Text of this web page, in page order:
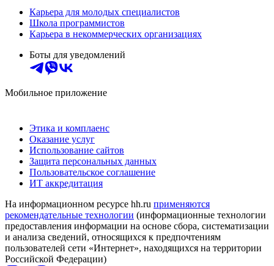
Карьера для молодых специалистов
Школа программистов
Карьера в некоммерческих организациях
Боты для уведомлений
Мобильное приложение
Этика и комплаенс
Оказание услуг
Использование сайтов
Защита персональных данных
Пользовательское соглашение
ИТ аккредитация
На информационном ресурсе hh.ru применяются
рекомендательные технологии (информационные технологии
предоставления информации на основе сбора, систематизации
и анализа сведений, относящихся к предпочтениям
пользователей сети «Интернет», находящихся на территории
Российской Федерации)